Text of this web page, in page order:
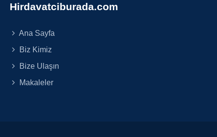
Hirdavatciburada.com
Ana Sayfa
Biz Kimiz
Bize Ulaşın
Makaleler